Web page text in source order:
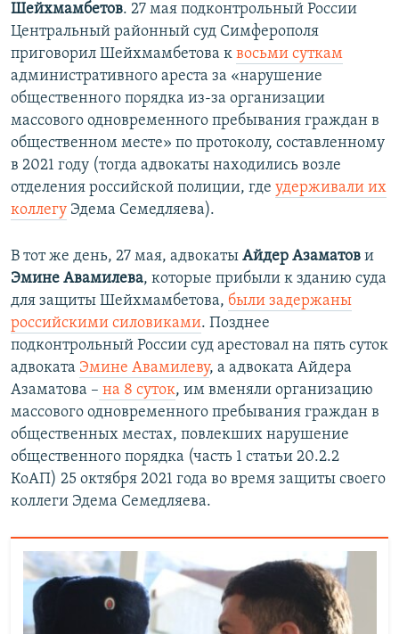
Шейхмамбетов. 27 мая подконтрольный России
Центральный районный суд Симферополя
приговорил Шейхмамбетова к восьми суткам
административного ареста за «нарушение
общественного порядка из-за организации
массового одновременного пребывания граждан в
общественном месте» по протоколу, составленному
в 2021 году (тогда адвокаты находились возле
отделения российской полиции, где удерживали их
коллегу Эдема Семедляева).
В тот же день, 27 мая, адвокаты Айдер Азаматов и
Эмине Авамилева, которые прибыли к зданию суда
для защиты Шейхмамбетова, были задержаны
российскими силовиками. Позднее
подконтрольный России суд арестовал на пять суток
адвоката Эмине Авамилеву, а адвоката Айдера
Азаматова – на 8 суток, им вменяли организацию
массового одновременного пребывания граждан в
общественных местах, повлекших нарушение
общественного порядка (часть 1 статьи 20.2.2
КоАП) 25 октября 2021 года во время защиты своего
коллеги Эдема Семедляева.